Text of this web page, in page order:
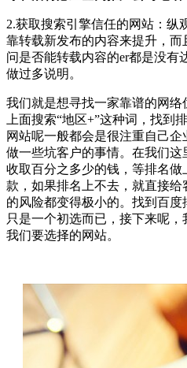
2.获取搜索引擎信任的网站：纵
靠转载新发布的内容来提升，
问是否能转载内容的er都是没有
做过多说明。
我们就是想寻找一家靠谱的网
上面搜索“地区+”这种词，找到
网站呢一般都会是很注重自己
做一些坑客户的事情。在我们
收取百分之多少的钱，等排名
款，如果排名上不去，就直接
的风险都变得极小的。找到百
只是一个初选而已，接下来呢
我们要选择的网站。